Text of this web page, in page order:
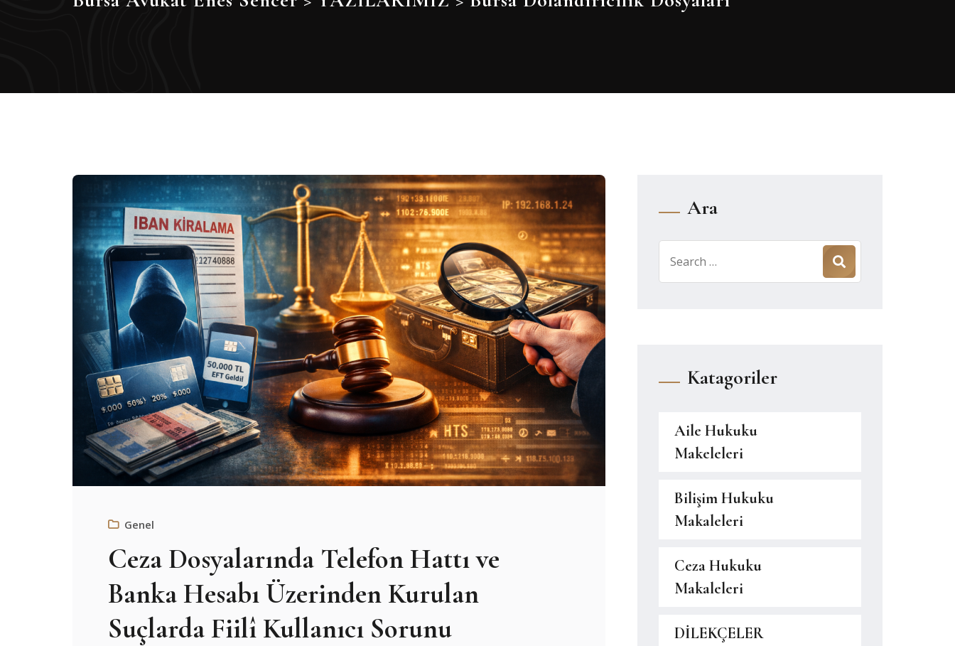
Genel
Ceza Dosyalarında Telefon Hattı ve
Banka Hesabı Üzerinden Kurulan
Suçlarda Fiilî Kullanıcı Sorunu
Ara
for:
Katagoriler
Aile Hukuku
Makeleleri
Bilişim Hukuku
Makaleleri
Ceza Hukuku
Makaleleri
DİLEKÇELER